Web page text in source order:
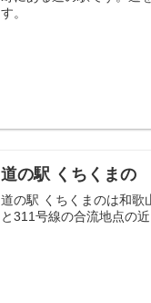
す。
道の駅 くちくまの
道の駅 くちくまのは和歌
と311号線の合流地点の近